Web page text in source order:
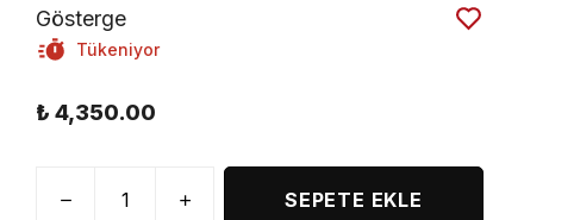
Gösterge
Tükeniyor
₺ 4,350.00
SEPETE EKLE